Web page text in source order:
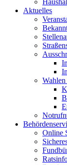
Aktuelles
Online